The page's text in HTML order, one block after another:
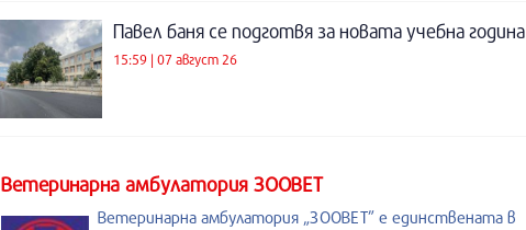
Павел баня се подготвя за новата учебна година
15:59 | 07 август 26
Ветеринарна амбулатория ЗООВЕТ
Ветеринарна амбулатория „ЗООВЕТ” е единствената в